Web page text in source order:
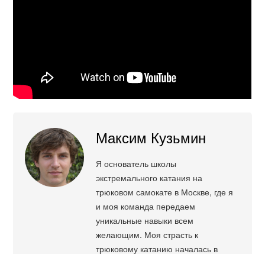
Максим Кузьмин
Я основатель школы
экстремального катания на
трюковом самокате в Москве, где я
и моя команда передаем
уникальные навыки всем
желающим. Моя страсть к
трюковому катанию началась в